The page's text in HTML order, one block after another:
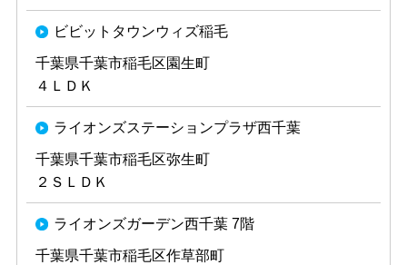
ビビットタウンウィズ稲毛
千葉県千葉市稲毛区園生町
４ＬＤＫ
ライオンズステーションプラザ西千葉
千葉県千葉市稲毛区弥生町
２ＳＬＤＫ
ライオンズガーデン西千葉 7階
千葉県千葉市稲毛区作草部町